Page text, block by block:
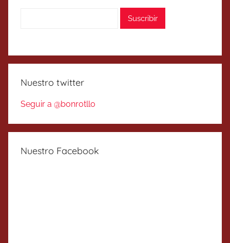
Nuestro twitter
Seguir a @bonrotllo
Nuestro Facebook